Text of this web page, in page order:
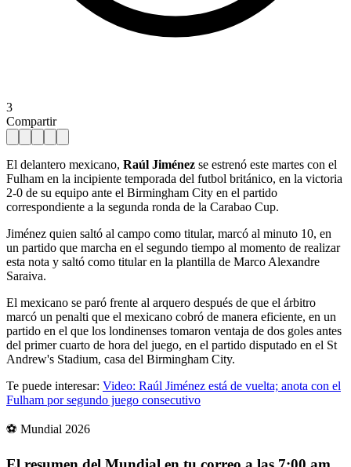
3
Compartir
El delantero mexicano, Raúl Jiménez se estrenó este martes con el
Fulham en la incipiente temporada del futbol británico, en la victoria
2-0 de su equipo ante el Birmingham City en el partido
correspondiente a la segunda ronda de la Carabao Cup.
Jiménez quien saltó al campo como titular, marcó al minuto 10, en
un partido que marcha en el segundo tiempo al momento de realizar
esta nota y saltó como titular en la plantilla de Marco Alexandre
Saraiva.
El mexicano se paró frente al arquero después de que el árbitro
marcó un penalti que el mexicano cobró de manera eficiente, en un
partido en el que los londinenses tomaron ventaja de dos goles antes
del primer cuarto de hora del juego, en el partido disputado en el St
Andrew's Stadium, casa del Birmingham City.
Te puede interesar: Video: Raúl Jiménez está de vuelta; anota con el
Fulham por segundo juego consecutivo
⚽ Mundial 2026